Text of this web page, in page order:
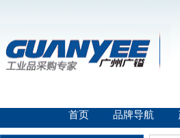
首页 品牌导航